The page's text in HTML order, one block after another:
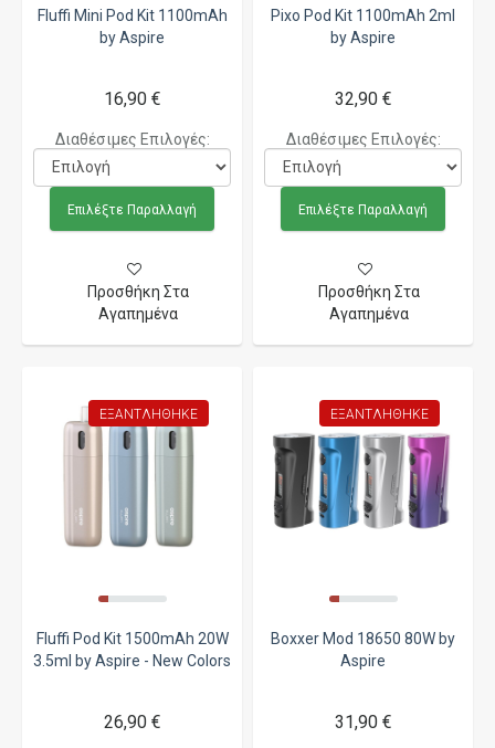
Fluffi Mini Pod Kit 1100mAh
by Aspire
16,90 €
Διαθέσιμες Επιλογές:
Επιλέξτε Παραλλαγή
Προσθήκη Στα
Αγαπημένα
Pixo Pod Kit 1100mAh 2ml
by Aspire
32,90 €
Διαθέσιμες Επιλογές:
Επιλέξτε Παραλλαγή
Προσθήκη Στα
Αγαπημένα
ΕΞΑΝΤΛΉΘΗΚΕ
Fluffi Pod Kit 1500mAh 20W
3.5ml by Aspire - New Colors
26,90 €
ΕΞΑΝΤΛΉΘΗΚΕ
Boxxer Mod 18650 80W by
Aspire
31,90 €